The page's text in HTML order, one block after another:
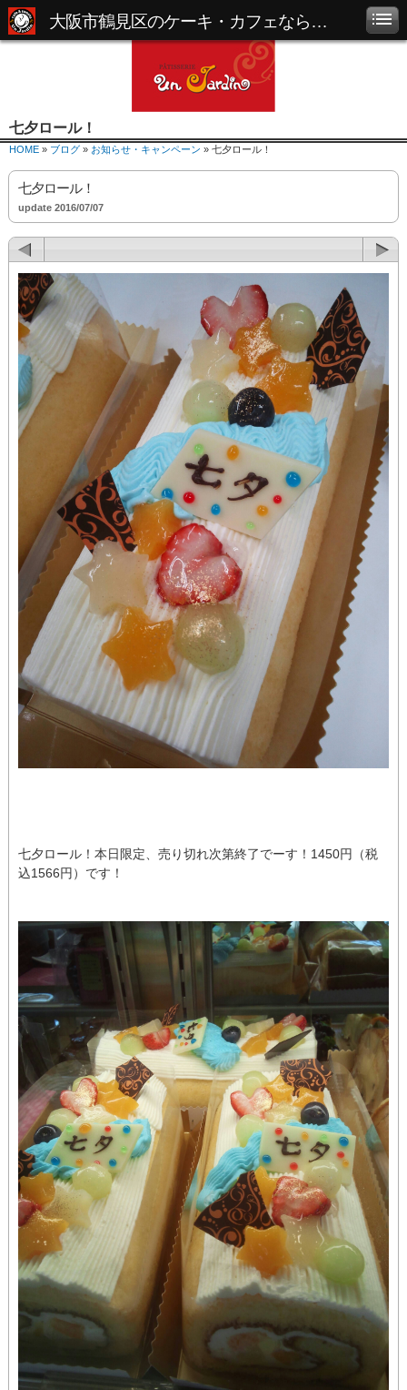
大阪市鶴見区のケーキ・カフェなら「パティスリー アンジャルダン」
七夕ロール！
HOME » ブログ » お知らせ・キャンペーン » 七夕ロール！
七夕ロール！
update 2016/07/07
七夕ロール！本日限定、売り切れ次第終了でーす！1450円（税
込1566円）です！